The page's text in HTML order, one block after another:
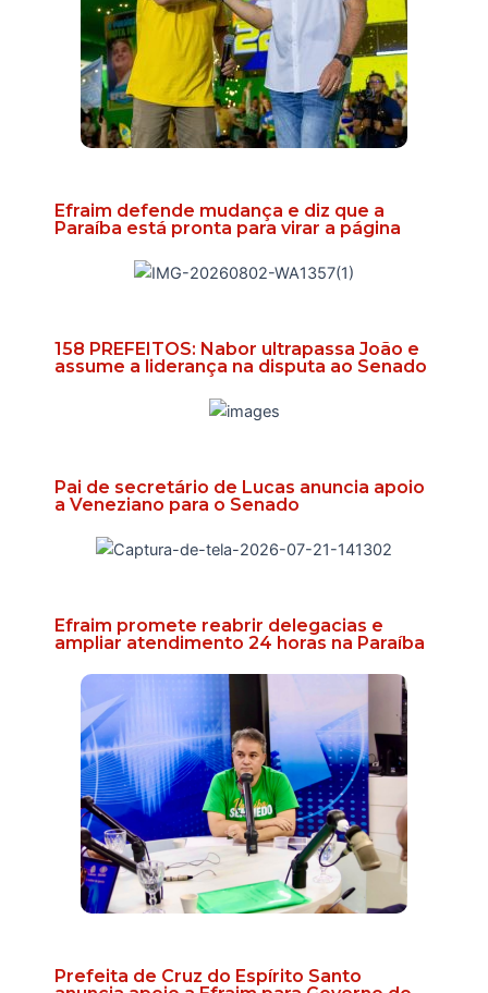
Efraim defende mudança e diz que a
Paraíba está pronta para virar a página
158 PREFEITOS: Nabor ultrapassa João e
assume a liderança na disputa ao Senado
Pai de secretário de Lucas anuncia apoio
a Veneziano para o Senado
Efraim promete reabrir delegacias e
ampliar atendimento 24 horas na Paraíba
Prefeita de Cruz do Espírito Santo